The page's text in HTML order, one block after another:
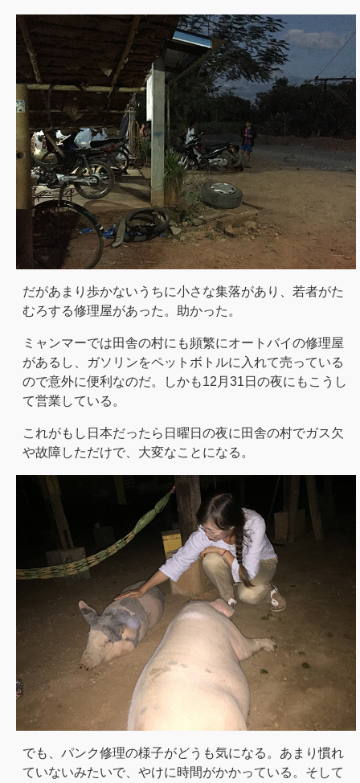
だがあまり歩かないうちに小さな集落があり、若者がた
むろする修理屋があった。助かった。
ミャンマーでは田舎の村にも頻繁にオートバイの修理屋
があるし、ガソリンをペットボトルに入れて売っている
ので意外に便利なのだ。しかも12月31日の夜にもこうし
て営業している。
これがもし日本だったら日曜日の夜に田舎の村でガス欠
や故障しただけで、大変なことになる。
でも、パンク修理の様子がどうも気になる。あまり慣れ
ていないみたいで、やけに時間がかかっている。そして